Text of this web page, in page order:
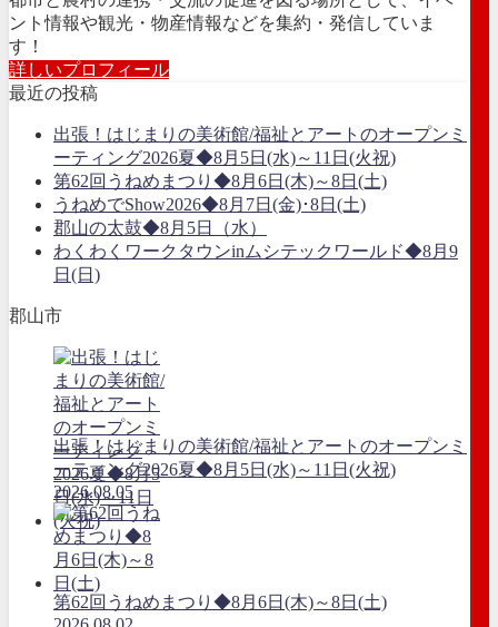
ント情報や観光・物産情報などを集約・発信していま
す！
詳しいプロフィール
最近の投稿
出張！はじまりの美術館/福祉とアートのオープンミ
ーティング2026夏◆8月5日(水)～11日(火祝)
第62回うねめまつり◆8月6日(木)～8日(土)
うねめでShow2026◆8月7日(金)･8日(土)
郡山の太鼓◆8月5日（水）
わくわくワークタウンinムシテックワールド◆8月9
日(日)
郡山市
出張！はじまりの美術館/福祉とアートのオープンミ
ーティング2026夏◆8月5日(水)～11日(火祝)
2026.08.05
第62回うねめまつり◆8月6日(木)～8日(土)